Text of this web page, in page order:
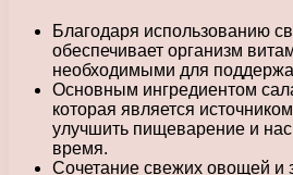
Благодаря использованию
обеспечивает организм
необходимыми для
Основным ингредиентом
которая является
улучшить пищеварение и
время.
Сочетание свежих овощей и